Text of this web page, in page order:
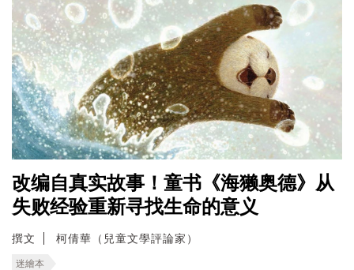
改编自真实故事！童书《海獭奥德》从
失败经验重新寻找生命的意义
撰文 柯倩華（兒童文學評論家）
迷繪本